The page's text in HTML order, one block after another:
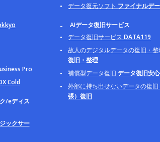
Pro
Cold
/eディス
ックサー
データ復元ソフト ファイナルデ
AIデータ復旧サービス
データ復旧サービス DATA119
故人のデジタルデータの復旧・
復旧・整理
補償型データ復旧 データ復旧安
外部に持ち出せないデータの復旧
張）復旧